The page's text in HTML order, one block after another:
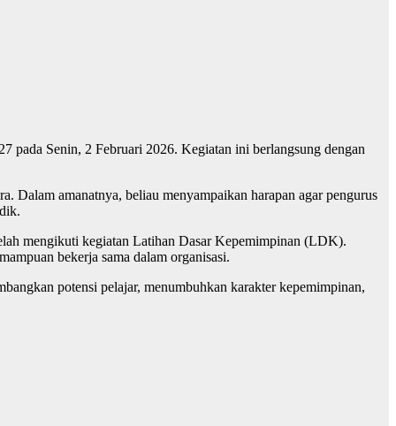
pada Senin, 2 Februari 2026. Kegiatan ini berlangsung dengan
Dalam amanatnya, beliau menyampaikan harapan agar pengurus
mengikuti kegiatan Latihan Dasar Kepemimpinan (LDK).
bekerja sama dalam organisasi.
potensi pelajar, menumbuhkan karakter kepemimpinan,